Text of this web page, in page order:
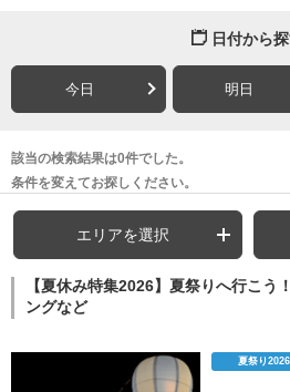
日付から
今日 明日
該当の検索結果は0件でした。
条件を変えてお探しください。
エリアを選択
【夏休み特集2026】夏祭りへ行こう
ングなど
夏祭り2026